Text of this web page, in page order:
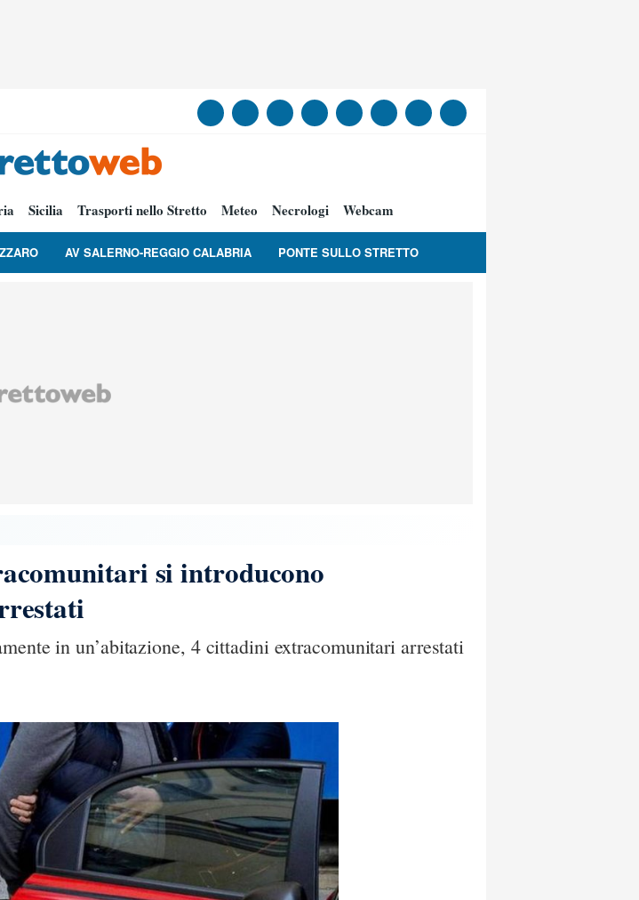
Sicilia Trasporti nello Stretto Meteo Necrologi Webcam
AV SALERNO-REGGIO CALABRIA PONTE SULLO STRETTO
si introducono
in un’abitazione, 4 cittadini extracomunitari arrestati